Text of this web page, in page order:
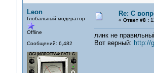
Leon
Глобальный модератор
Offline
Сообщений: 6,482
Re: С
« Ответ #8 :
линк не
Вот верный: http://